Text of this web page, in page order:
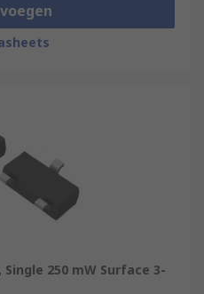
Single 250 mW Surface 3-